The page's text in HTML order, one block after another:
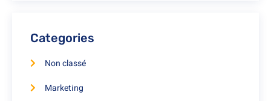
Categories
Non classé
Marketing